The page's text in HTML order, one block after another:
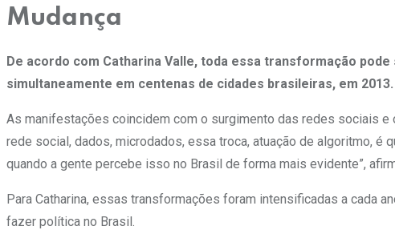
Mudança
De acordo com Catharina Valle, toda essa transformação
simultaneamente em centenas de cidades brasileiras, em 2013.
As manifestações coincidem com o surgimento das redes sociais e
rede social, dados, microdados, essa troca, atuação de algoritmo, é
quando a gente percebe isso no Brasil de forma mais evidente”,
Para Catharina, essas transformações foram intensificadas a cada
fazer política no Brasil.